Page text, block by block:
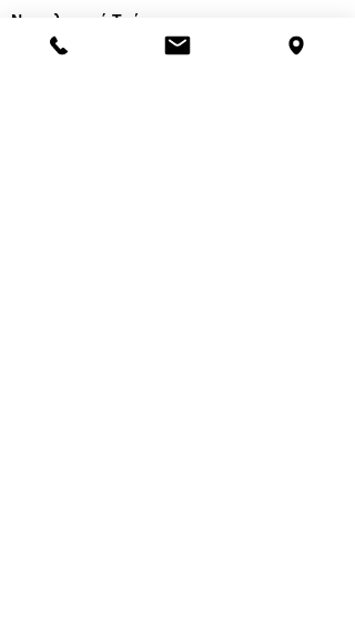
Νοσηλευτικά Τμήματα
Χειμερινό ωράριο: 11.00-13.00
17.30-19.30